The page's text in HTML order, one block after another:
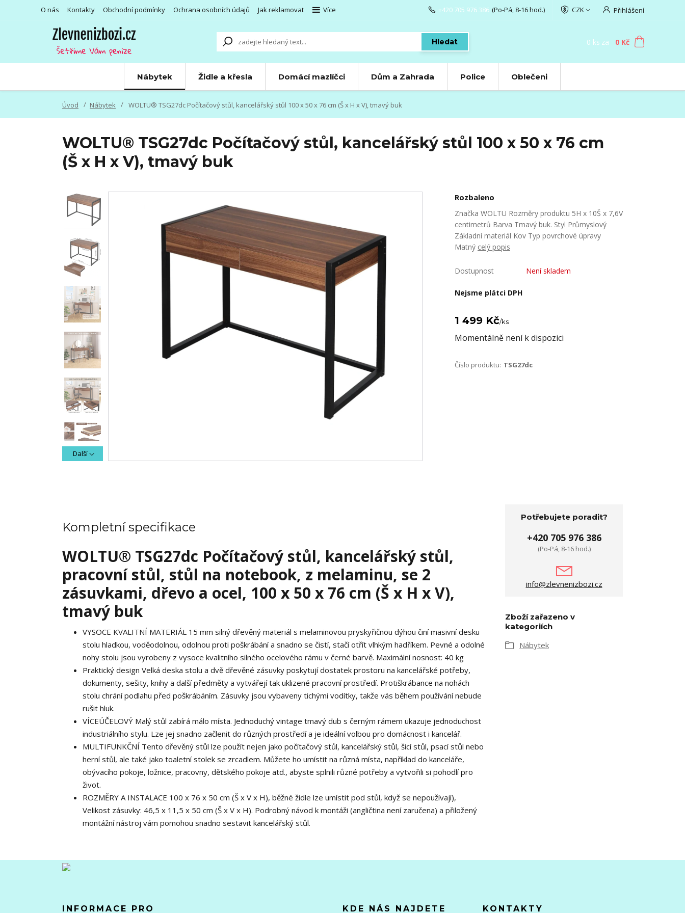
O nás Kontakty Obchodní podmínky Ochrana osobních údajů Jak reklamovat Více CZK Přihlášení
Hledat
+420 705 976 386 (Po-Pá, 8-16 hod.)
0 ks za 0 Kč
Nábytek Židle a křesla Domácí mazlíčci Dům a Zahrada Police Oblečeni
Úvod Nábytek WOLTU® TSG27dc Počítačový stůl, kancelářský stůl 100 x 50 x 76 cm (Š x H x V), tmavý buk
WOLTU® TSG27dc Počítačový stůl, kancelářský stůl 100 x 50 x 76 cm
(Š x H x V), tmavý buk
Další
Rozbaleno
Značka WOLTU Rozměry produktu 5H x 10Š x 7,6V
centimetrů Barva Tmavý buk. Styl Průmyslový
Základní materiál Kov Typ povrchové úpravy
Matný celý popis
Dostupnost Není skladem
Nejsme plátci DPH
1 499 Kč/ks
Momentálně není k dispozici
Číslo produktu: TSG27dc
Kompletní specifikace
WOLTU® TSG27dc Počítačový stůl, kancelářský stůl,
pracovní stůl, stůl na notebook, z melaminu, se 2
zásuvkami, dřevo a ocel, 100 x 50 x 76 cm (Š x H x V),
tmavý buk
VYSOCE KVALITNÍ MATERIÁL 15 mm silný dřevěný materiál s melaminovou pryskyřičnou dýhou činí masivní desku
stolu hladkou, voděodolnou, odolnou proti poškrábání a snadno se čistí, stačí otřít vlhkým hadříkem. Pevné a odolné
nohy stolu jsou vyrobeny z vysoce kvalitního silného ocelového rámu v černé barvě. Maximální nosnost: 40 kg
Praktický design Velká deska stolu a dvě dřevěné zásuvky poskytují dostatek prostoru na kancelářské potřeby,
dokumenty, sešity, knihy a další předměty a vytvářejí tak uklizené pracovní prostředí. Protiškrábance na nohách
stolu chrání podlahu před poškrábáním. Zásuvky jsou vybaveny tichými vodítky, takže vás během používání nebude
rušit hluk.
VÍCEÚČELOVÝ Malý stůl zabírá málo místa. Jednoduchý vintage tmavý dub s černým rámem ukazuje jednoduchost
industriálního stylu. Lze jej snadno začlenit do různých prostředí a je ideální volbou pro domácnost i kancelář.
MULTIFUNKČNÍ Tento dřevěný stůl lze použít nejen jako počítačový stůl, kancelářský stůl, šicí stůl, psací stůl nebo
herní stůl, ale také jako toaletní stolek se zrcadlem. Můžete ho umístit na různá místa, například do kanceláře,
obývacího pokoje, ložnice, pracovny, dětského pokoje atd., abyste splnili různé potřeby a vytvořili si pohodlí pro
život.
ROZMĚRY A INSTALACE 100 x 76 x 50 cm (Š x V x H), běžné židle lze umístit pod stůl, když se nepoužívají),
Velikost zásuvky: 46,5 x 11,5 x 50 cm (Š x V x H). Podrobný návod k montáži (angličtina není zaručena) a přiložený
montážní nástroj vám pomohou snadno sestavit kancelářský stůl.
Potřebujete poradit?
+420 705 976 386
(Po-Pá, 8-16 hod.)
info@zlevnenizbozi.cz
Zboží zařazeno v
kategoriích
Nábytek
INFORMACE PRO KDE NÁS NAJDETE KONTAKTY